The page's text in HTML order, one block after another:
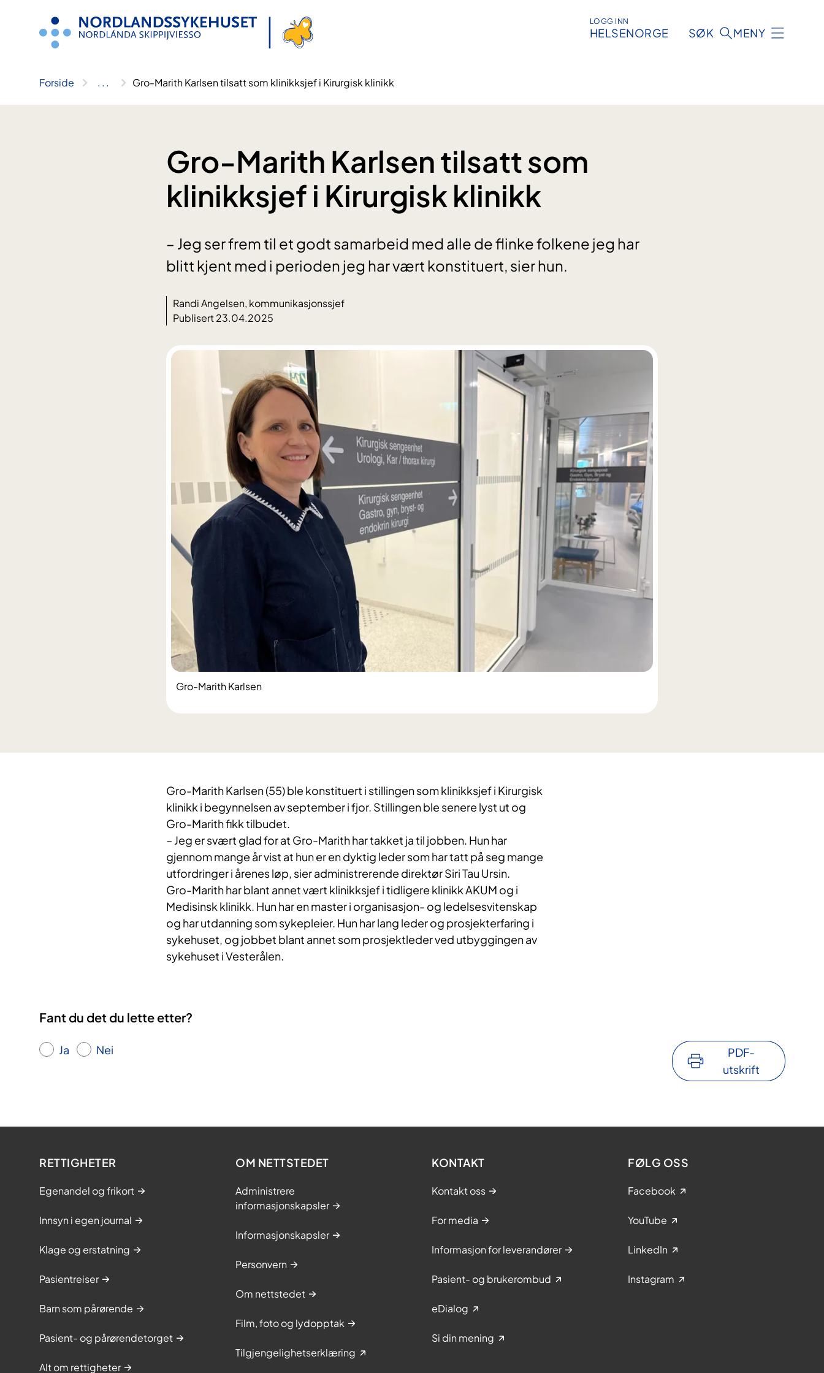
LOGG INN
HELSENORGE SØK MENY
Forside .. . Gro-Marith Karlsen tilsatt som klinikksjef i Kirurgisk klinikk
Gro-Marith Karlsen tilsatt som
klinikksjef i Kirurgisk klinikk
– Jeg ser frem til et godt samarbeid med alle de flinke folkene jeg har
blitt kjent med i perioden jeg har vært konstituert, sier hun.
Randi Angelsen, kommunikasjonssjef
Publisert 23.04.2025
Gro-Marith Karlsen
Gro-Marith Karlsen (55) ble konstituert i stillingen som klinikksjef i Kirurgisk
klinikk i begynnelsen av september i fjor. Stillingen ble senere lyst ut og
Gro-Marith fikk tilbudet.
– Jeg er svært glad for at Gro-Marith har takket ja til jobben. Hun har
gjennom mange år vist at hun er en dyktig leder som har tatt på seg mange
utfordringer i årenes løp, sier administrerende direktør Siri Tau Ursin.
Gro-Marith har blant annet vært klinikksjef i tidligere klinikk AKUM og i
Medisinsk klinikk. Hun har en master i organisasjon- og ledelsesvitenskap
og har utdanning som sykepleier. Hun har lang leder og prosjekterfaring i
sykehuset, og jobbet blant annet som prosjektleder ved utbyggingen av
sykehuset i Vesterålen.
Fant du det du lette etter?
Ja Nei
PDF-
utskrift
RETTIGHETER
Egenandel og frikort
Innsyn i egen journal
Klage og erstatning
Pasientreiser
Barn som pårørende
Pasient- og pårørendetorget
Alt om rettigheter
OM NETTSTEDET
Administrere
informasjonskapsler
Informasjonskapsler
Personvern
Om nettstedet
Film, foto og lydopptak
Tilgjengelighetserklæring
KONTAKT
Kontakt oss
For media
Informasjon for leverandører
Pasient- og brukerombud
eDialog
Si din mening
FØLG OSS
Facebook
YouTube
LinkedIn
Instagram